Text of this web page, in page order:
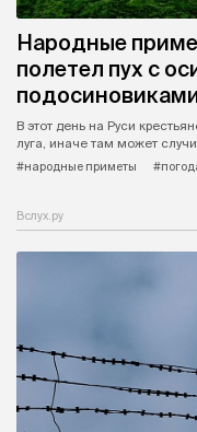
Народные
полетел пух с
В этот день на Руси
луга, иначе там может
#народные приметы
Вслух.ру